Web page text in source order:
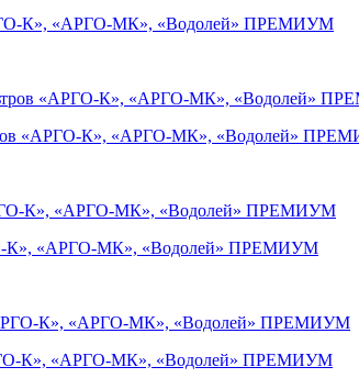
К», «АРГО-МК», «Водолей» ПРЕМИУМ
«АРГО-К», «АРГО-МК», «Водолей»
К», «АРГО-МК», «Водолей» ПРЕМИУМ
К», «АРГО-МК», «Водолей» ПРЕМИУМ